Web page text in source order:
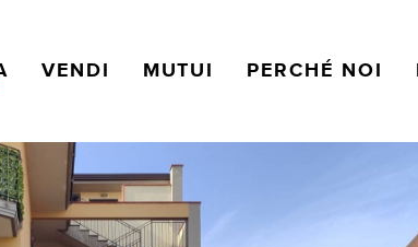
VENDI MUTUI PERCHÉ NOI